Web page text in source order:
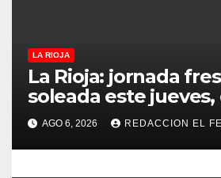
a
s
LA RIOJA
La Rioja: jornada
soleada este jueves,
temperaturas
viernes
AGO 6, 2026 REDACCION EL